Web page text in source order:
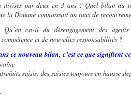
divisés par deux en 3 ans ? Quel bilan du
la Douane connaissait un taux de
Qu’en est-il du désengagement des
et de nouvelles responsabilités ?
ce nouveau bilan, c’est ce que signifient
saisis, des saisies toujours en hausse